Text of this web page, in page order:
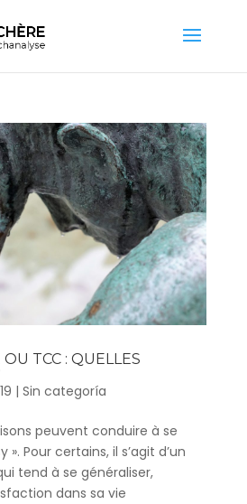
TCC : QUELLES
| Sin categoría
peuvent conduire à se
». Pour certains, il s’agit d’un
tend à se généraliser,
dans sa vie